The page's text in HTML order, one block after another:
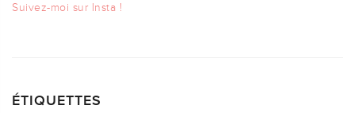
Suivez-moi sur Insta !
ÉTIQUETTES